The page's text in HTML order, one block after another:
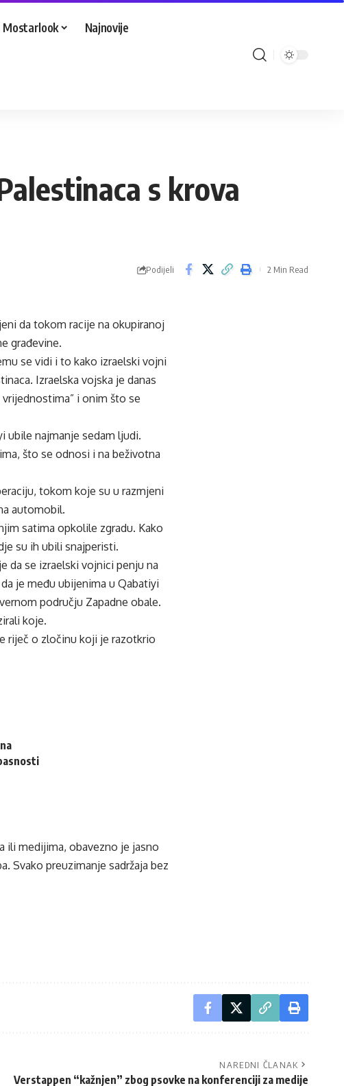
Mostarlook Najnovije
s krova
Podijeli 2 Min Read
da tokom racije na okupiranoj
građevine.
se vidi i to kako izraelski vojni
Izraelska vojska je danas
i onim što se
ubile najmanje sedam ljudi.
što se odnosi i na beživotna
tokom koje su u razmjeni
automobil.
satima opkolile zgradu. Kako
su ih ubili snajperisti.
da se izraelski vojnici penju na
je među ubijenima u Qabatiyi
području Zapadne obale.
koje.
riječ o zločinu koji je razotkrio
ili medijima, obavezno je jasno
. Svako preuzimanje sadržaja bez
NAREDNI ČLANAK
Verstappen “kažnjen” zbog psovke na konferenciji za medije